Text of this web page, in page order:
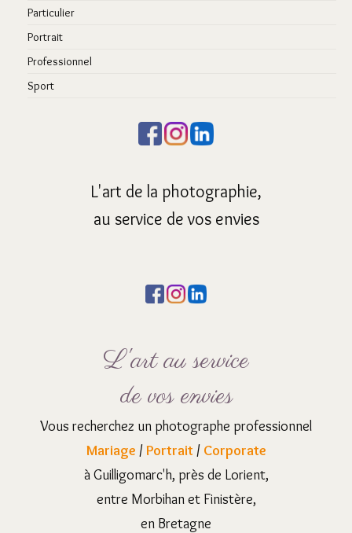
Particulier
Portrait
Professionnel
Sport
L'art de la photographie,
au service de vos envies
L'art au service
de vos envies
Vous recherchez un photographe professionnel
Mariage /Portrait / Corporate
à Guilligomarc'h, près de Lorient,
entre Morbihan et Finistère,
en Bretagne